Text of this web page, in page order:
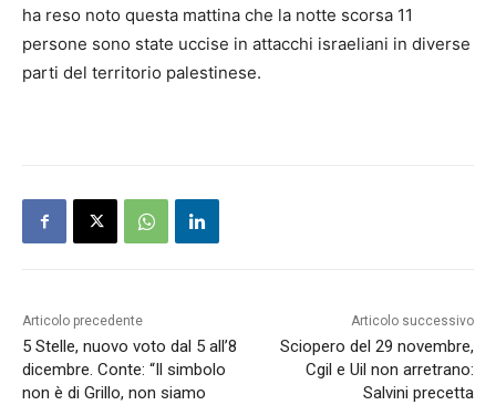
ha reso noto questa mattina che la notte scorsa 11
persone sono state uccise in attacchi israeliani in diverse
parti del territorio palestinese.
Articolo precedente
5 Stelle, nuovo voto dal 5 all’8
dicembre. Conte: “Il simbolo
non è di Grillo, non siamo
Articolo successivo
Sciopero del 29 novembre,
Cgil e Uil non arretrano:
Salvini precetta